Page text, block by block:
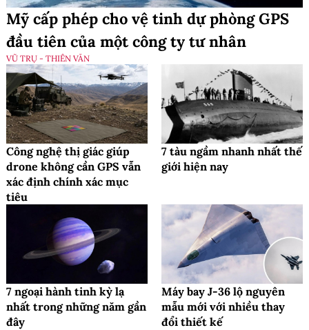
Mỹ cấp phép cho vệ tinh dự phòng GPS
đầu tiên của một công ty tư nhân
VŨ TRỤ - THIÊN VĂN
Công nghệ thị giác giúp
drone không cần GPS vẫn
xác định chính xác mục
tiêu
7 tàu ngầm nhanh nhất thế
giới hiện nay
7 ngoại hành tinh kỳ lạ
nhất trong những năm gần
đây
Máy bay J-36 lộ nguyên
mẫu mới với nhiều thay
đổi thiết kế